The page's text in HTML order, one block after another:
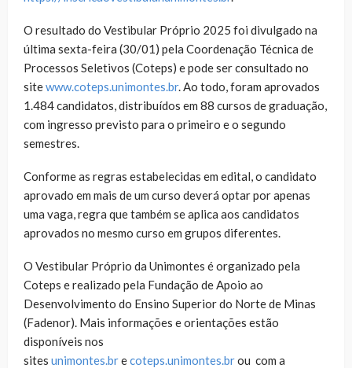
O resultado do Vestibular Próprio 2025 foi divulgado na
última sexta-feira (30/01) pela Coordenação Técnica de
Processos Seletivos (Coteps) e pode ser consultado no
sitewww.coteps.unimontes.br. Ao todo, foram aprovados
1.484 candidatos, distribuídos em 88 cursos de graduação,
com ingresso previsto para o primeiro e o segundo
semestres.
Conforme as regras estabelecidas em edital, o candidato
aprovado em mais de um curso deverá optar por apenas
uma vaga, regra que também se aplica aos candidatos
aprovados no mesmo curso em grupos diferentes.
O Vestibular Próprio da Unimontes é organizado pela
Coteps e realizado pela Fundação de Apoio ao
Desenvolvimento do Ensino Superior do Norte de Minas
(Fadenor). Mais informações e orientações estão
disponíveis nos
sites unimontes.brecoteps.unimontes.brou com a